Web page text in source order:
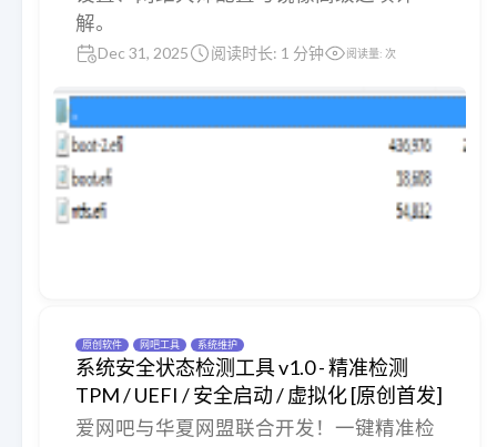
解。
Dec 31, 2025 阅读时长: 1 分钟 阅读量: 次
原创软件 网吧工具 系统维护
系统安全状态检测工具 v1.0 - 精准检测
TPM / UEFI / 安全启动 / 虚拟化 [原创首发]
爱网吧与华夏网盟联合开发！一键精准检